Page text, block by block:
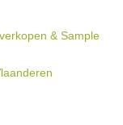
& Sample